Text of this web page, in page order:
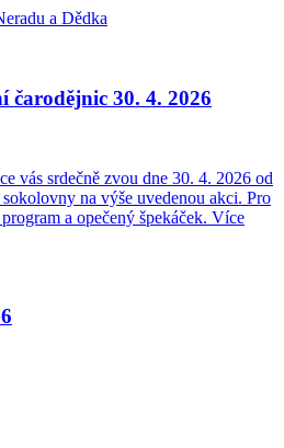
a Dědka
čarodějnic 30. 4. 2026
vás srdečně zvou dne 30. 4. 2026 od
na výše uvedenou akci. Pro
a opečený špekáček. Více